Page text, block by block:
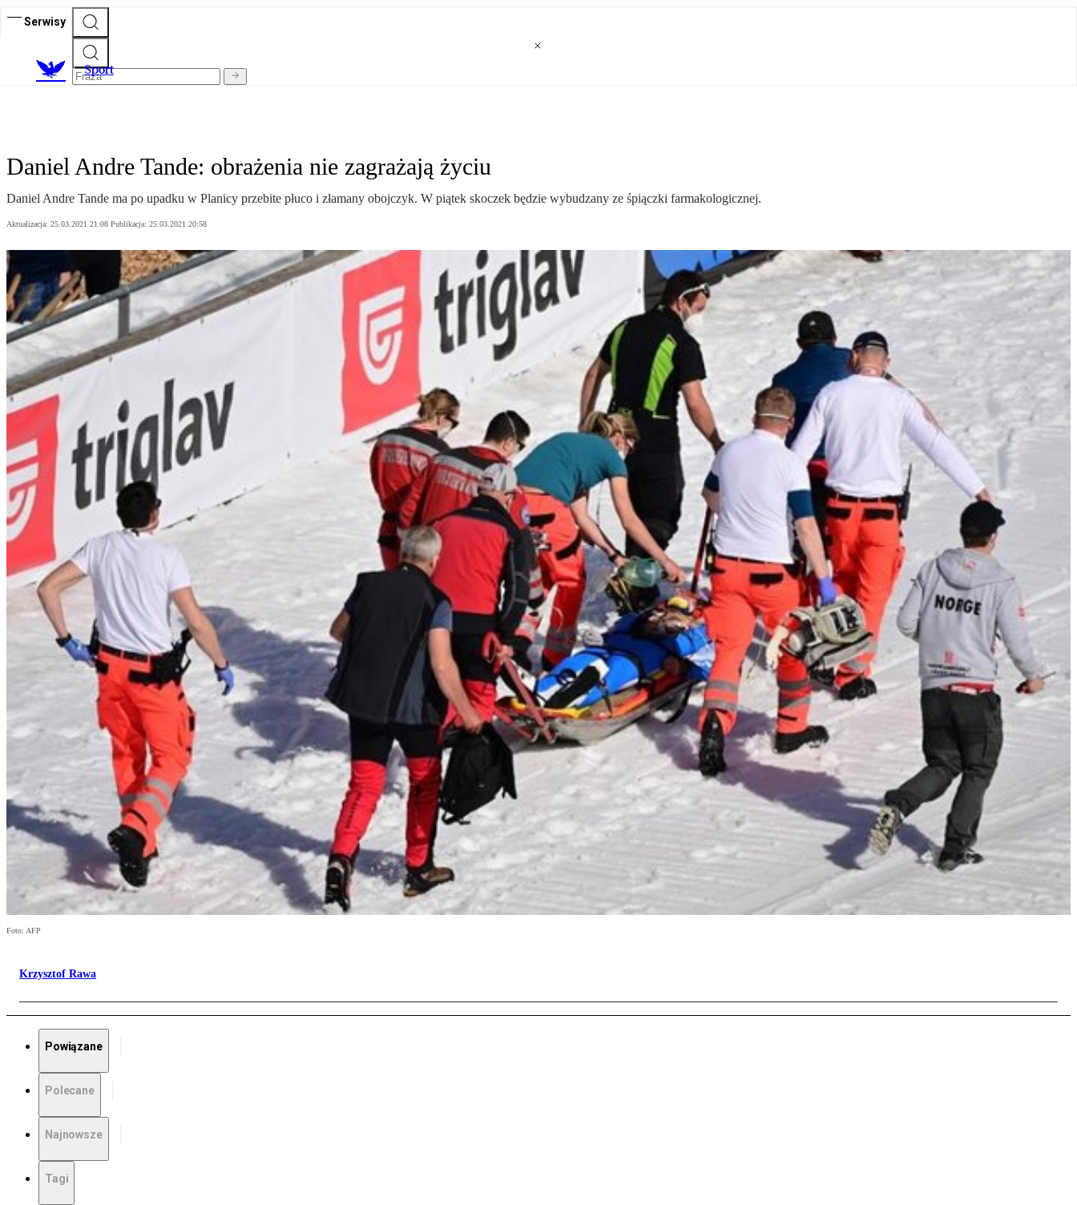
Serwisy
Sport
Daniel Andre Tande: obrażenia nie zagrażają życiu
Daniel Andre Tande ma po upadku w Planicy przebite płuco i złamany obojczyk. W piątek skoczek będzie wybudzany ze śpiączki farmakologicznej.
Aktualizacja: 25.03.2021 21:08 Publikacja: 25.03.2021 20:58
Foto: AFP
Krzysztof Rawa
Powiązane
Polecane
Najnowsze
Tagi